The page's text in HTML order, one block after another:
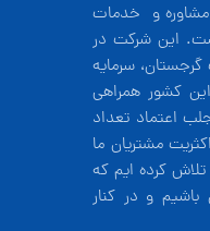
مشاوره و خدمات
آغاز نموده است. این شرکت در
گرجستان، سرمایه
کشور همراهی
اعتماد تعداد
مشتریان ما
کرده ایم که
و در کنار